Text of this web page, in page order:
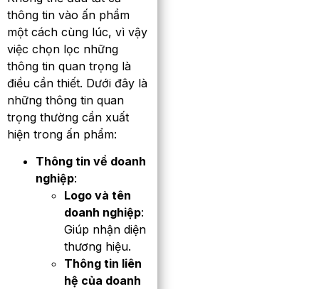
thông tin vào ấn phẩm
một cách cùng lúc, vì vậy
việc chọn lọc những
thông tin quan trọng là
điều cần thiết. Dưới đây là
những thông tin quan
trọng thường cần xuất
hiện trong ấn phẩm:
Thông tin về doanh
nghiệp:
Logo và tên
doanh nghiệp:
Giúp nhận diện
thương hiệu.
Thông tin liên
hệ của doanh